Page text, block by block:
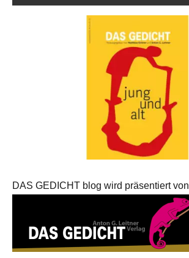
DAS GEDICHT blog wird präsentiert von